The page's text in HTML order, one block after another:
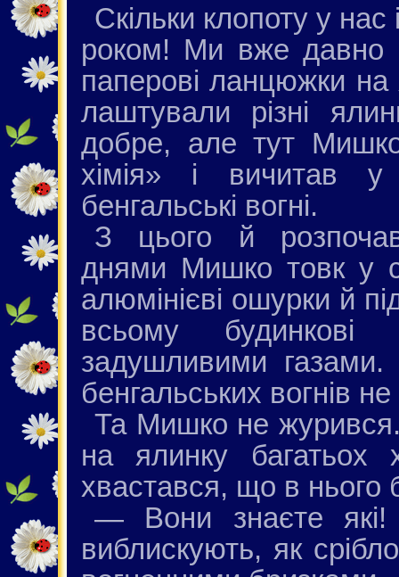
Скільки клопоту у
роком! Ми вже давно
паперові ланцюжки на
лаштували різні
добре, але тут Мишко
хімія» і вичитав
бенгальські вогні.
З цього й
днями Мишко товк у
алюмінієві ошурки й
всьому
задушливими газами.
бенгальських вогнів
Та Мишко не журився.
на ялинку багатьох
хвастався, що в нього
— Вони знаєте
виблискують, як